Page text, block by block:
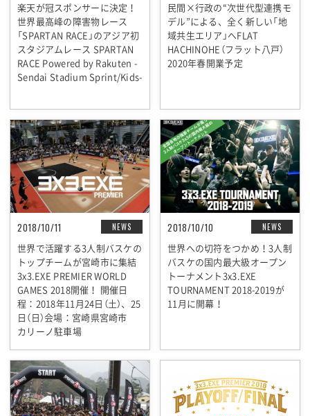
楽天が冠スポンサーに決定！
世界最高峰の障害物レース
「SPARTAN RACE」のアジア初
スタジアムレース SPARTAN
RACE Powered by Rakuten -
Sendai Stadium Sprint/Kids-
民間×行政の“次世代型連携モ
デル”による、全く新しい「地
域共生エリア」へFLAT
HACHINOHE（フラット八戸）
2020年春開業予定
NEWS
2018/10/11
世界で活躍する3人制バスケの
トップチームが宮崎市に集結
3x3.EXE PREMIER WORLD
GAMES 2018開催！ 開催日
程：2018年11月24日（土）、25
日（日）会場：宮崎県宮崎市
カリーノ駐車場
NEWS
2018/10/10
世界への切符をつかめ！3人制
バスケの国内最大級オープン
トーナメント3x3.EXE
TOURNAMENT 2018-2019が
11月に開幕！